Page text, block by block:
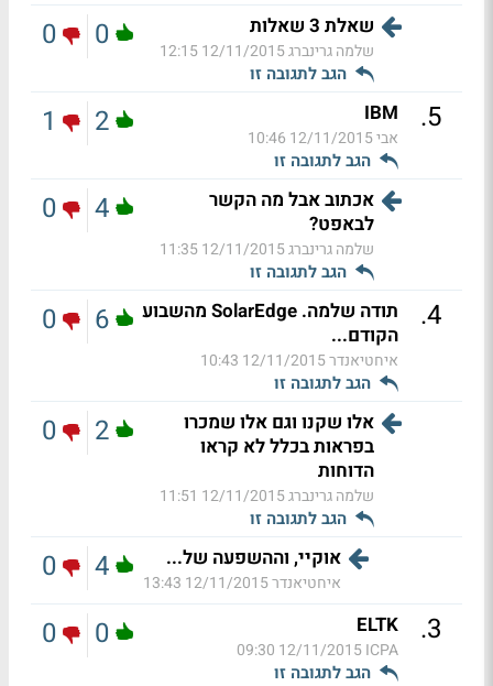
שאלת 3 שאלות
שלמה גרינברג12/11/2015 12:15
הגב לתגובה זו
0
0
5
.
IBM
אבי12/11/2015 10:46
הגב לתגובה זו
2
1
אכתוב אבל מה הקשר
לבאפט?
שלמה גרינברג12/11/2015 11:35
הגב לתגובה זו
4
0
4
.
תודה שלמה. SolarEdge מהשבוע
הקודם...
איחטיאנדר12/11/2015 10:43
הגב לתגובה זו
6
0
אלו שקנו וגם אלו שמכרו
בפראות בכלל לא קראו
הדוחות
שלמה גרינברג12/11/2015 11:51
הגב לתגובה זו
2
0
אוקיי, וההשפעה של...
איחטיאנדר12/11/2015 13:43
4
0
3
.
ELTK
ICPA
12/11/2015 09:30
הגב לתגובה זו
0
0